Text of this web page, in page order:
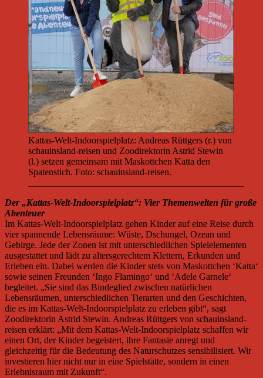
Kattas-Welt-Indoorspielplatz: Andreas Rüttgers (r.) von
schauinsland-reisen und Zoodirektorin Astrid Stewin
(l.) setzen gemeinsam mit Maskottchen Katta den
Spatenstich. Foto: schauinsland-reisen.
Der „Kattas-Welt-Indoorspielplatz“: Vier Themenwelten für große
Abenteuer
Im Kattas-Welt-Indoorspielplatz gehen Kinder auf eine Reise durch
vier spannende Lebensräume: Wüste, Dschungel, Ozean und
Gebirge. Jede der Zonen ist mit unterschiedlichen Spielelementen
ausgestattet und lädt zu altersgerechtem Klettern, Erkunden und
Erleben ein. Dabei werden die Kinder stets von Maskottchen ‘Katta‘
sowie seinen Freunden ‘Ingo Flamingo‘ und ‘Adele Garnele‘
begleitet. „Sie sind das Bindeglied zwischen natürlichen
Lebensräumen, unterschiedlichen Tierarten und den Geschichten,
die es im Kattas-Welt-Indoorspielplatz zu erleben gibt“, sagt
Zoodirektorin Astrid Stewin. Andreas Rüttgers von schauinsland-
reisen erklärt: „Mit dem Kattas-Welt-Indoorspielplatz schaffen wir
einen Ort, der Kinder begeistert, ihre Fantasie anregt und
gleichzeitig für die Bedeutung des Naturschutzes sensibilisiert. Wir
investieren hier nicht nur in eine Spielstätte, sondern in einen
Erlebnisraum mit Zukunft“.